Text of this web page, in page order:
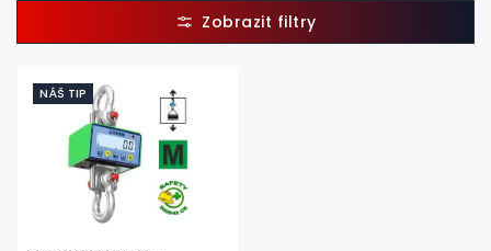
Doporučujeme
Nejlevnější
Nejprodávanější
Abecedně
NÁŠ TIP